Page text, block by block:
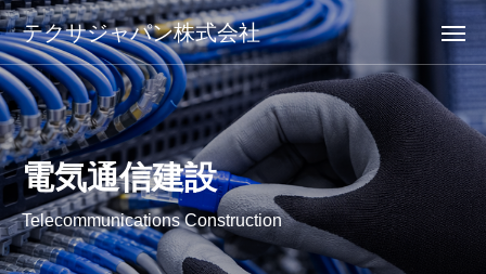
テクサジャパン株式会社
電気通信建設
Telecommunications Construction